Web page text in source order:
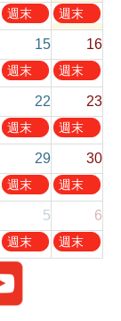
,
8
1
s
2
0
,
8
2
n
2
0
土
曜
,
8
8
t
2
0
6
週末
お休
日
曜
,
8
9
t
2
0
6
週末
お休
15 16
土
曜
,
8
1
5
h
2
0
6
週末
お休
日
曜
,
8
1
6
h
2
週末
お休
22 23
土
曜
,
8
2
2
d
2
週末
お休
日
曜
,
8
2
3
週末
お休
29 30
土
曜
,
8
月
2
9
週末
お休
日
曜
,
8
週末
お休
5 6
土
曜
日
,
週末
お休
み
日
曜
週末
お休